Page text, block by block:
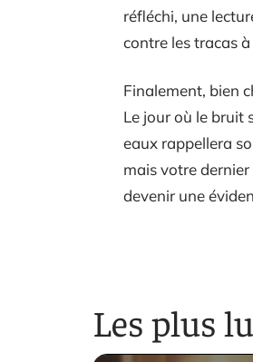
réfléchi, une
contre les tracas
Finalement, bien
Le jour où le bruit
eaux rappellera
mais votre
devenir une
Les plus